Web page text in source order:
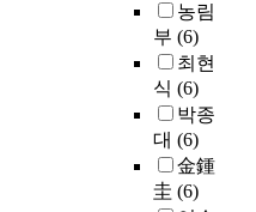
농림
부 (6)
최현
식 (6)
박종
대 (6)
金鍾
圭 (6)